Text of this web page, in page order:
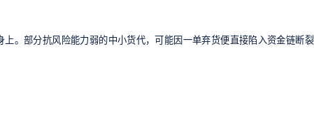
。部分抗风险能力弱的中小货代，可能因一单弃货便直接陷入资金链断